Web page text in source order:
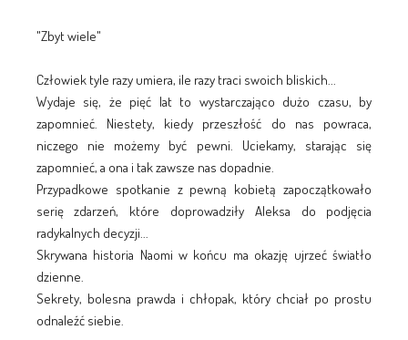
"Zbyt wiele"
Człowiek tyle razy umiera, ile razy traci swoich bliskich...
Wydaje się, że pięć lat to wystarczająco dużo czasu, by
zapomnieć. Niestety, kiedy przeszłość do nas powraca,
niczego nie możemy być pewni. Uciekamy, starając się
zapomnieć, a ona i tak zawsze nas dopadnie.
Przypadkowe spotkanie z pewną kobietą zapoczątkowało
serię zdarzeń, które doprowadziły Aleksa do podjęcia
radykalnych decyzji...
Skrywana historia Naomi w końcu ma okazję ujrzeć światło
dzienne.
Sekrety, bolesna prawda i chłopak, który chciał po prostu
odnaleźć siebie.